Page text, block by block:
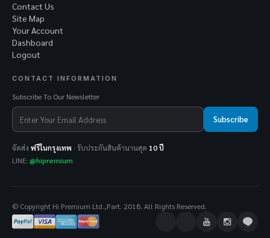
Contact Us
Site Map
Your Account
Dashboard
Logout
CONTACT INFORMATION
Subscribe To Our Newsletter
Subscribe
จัดส่ง ฟรีในกรุงเทพ · รับประกันสินค้านานสุด 10 ปี
LINE: @hipremium
© Copyright Hi Premium Ltd.,Part. 2018. All Rights Reserved.